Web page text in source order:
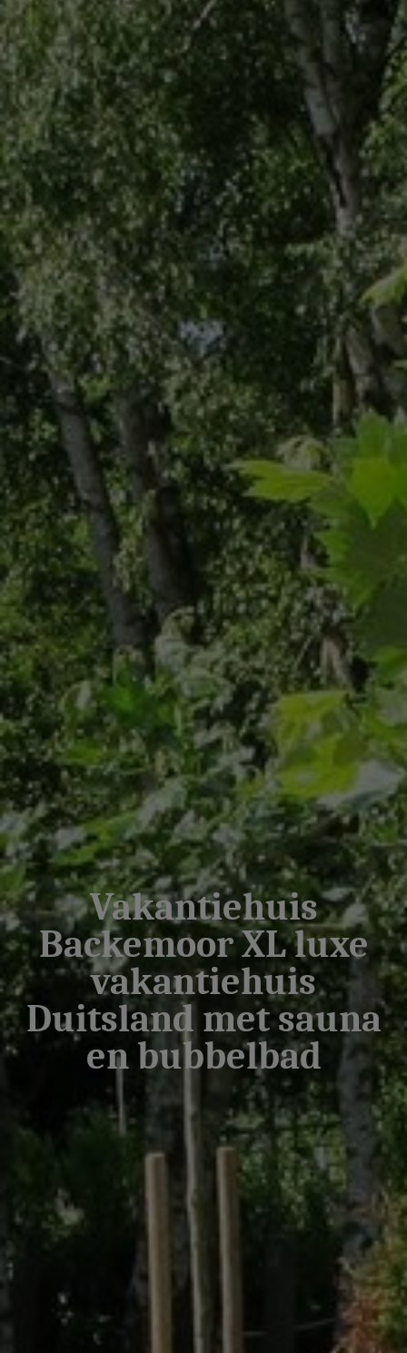
Vakantiehuis
Backemoor XL luxe
vakantiehuis
Duitsland met sauna
en bubbelbad